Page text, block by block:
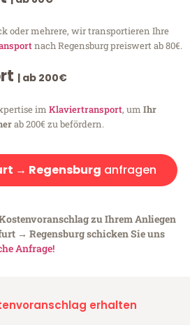
oder mehrere, wir transportieren Ihre
nach Regensburg preiswert ab 80€.
| ab 200€
im Klaviertransport, um Ihr
ab 200€ zu befördern.
→ Regensburg anfragen
zu Ihrem Anliegen
→ Regensburg schicken Sie uns
Anfrage!
erhalten